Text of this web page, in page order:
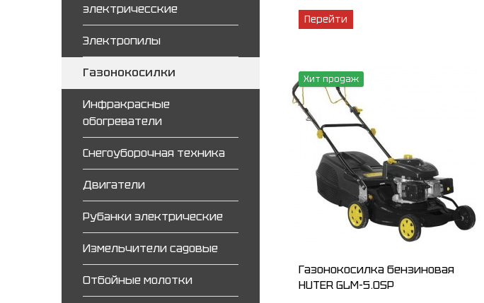
электричесские
Электропилы
Газонокосилки
Инфракрасные
обогреватели
Снегоуборочная техника
Двигатели
Рубанки электрические
Измельчители садовые
Отбойные молотки
Перейти
Хит продаж
Газонокосилка бензиновая
HUTER GLM-5.0SP